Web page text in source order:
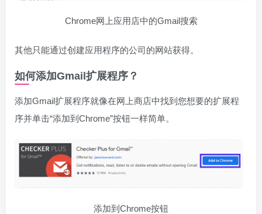
Chrome网上应用店中的Gmail搜索
其他只能通过创建应用程序的公司的网站获得。
如何添加Gmail扩展程序？
添加Gmail扩展程序就像在网上商店中找到您想要的扩展程
序并单击“添加到Chrome”按钮一样简单。
添加到Chrome按钮